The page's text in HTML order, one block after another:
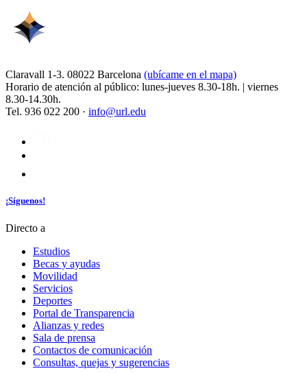
Claravall 1-3. 08022 Barcelona (ubícame en el mapa)
Horario de atención al público: lunes-jueves 8.30-18h. | viernes
8.30-14.30h.
Tel. 936 022 200 · info@url.edu
¡Síguenos!
Directo a
Estudios
Becas y ayudas
Movilidad
Servicios
Deportes
Portal de Transparencia
Alianzas y redes
Sala de prensa
Contactos de comunicación
Consultas, quejas y sugerencias